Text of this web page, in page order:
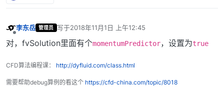
离线
李东岳 管理员 写于2018年11月1日 上午12:45
最后由 编辑
对，fvSolution里面有个momentumPredictor，设置为true
CFD算法编程课： http://dyfluid.com/class.html
需要帮助debug算例的看这个 https://cfd-china.com/topic/8018